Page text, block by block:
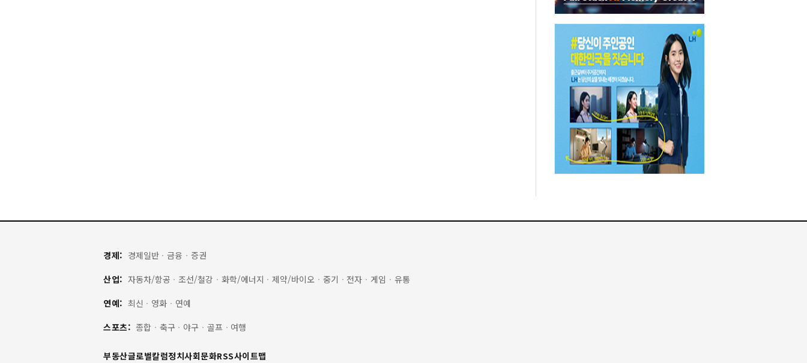
경제: 경제일반 · 금융 · 증권
산업: 자동차/항공 · 조선/철강 · 화학/에너지 · 제약/바이오 · 중기 · 전자 · 게임 · 유통
연예: 최신 · 영화 · 연예
스포츠: 종합 · 축구 · 야구 · 골프 · 여행
부동산글로벌칼럼정치사회문화RSS사이트맵